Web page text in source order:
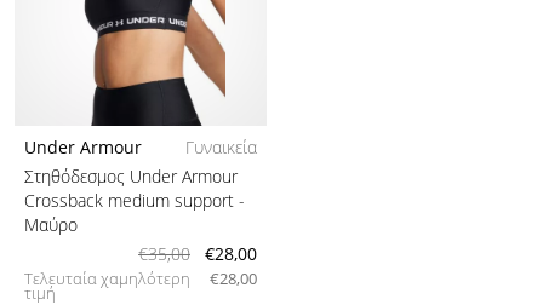
Under Armour
Γυναικεία
Στηθόδεσμος Under Armour
Crossback medium support -
Μαύρο
€35,00
€28,00
Τελευταία χαμηλότερη
τιμή
€28,00